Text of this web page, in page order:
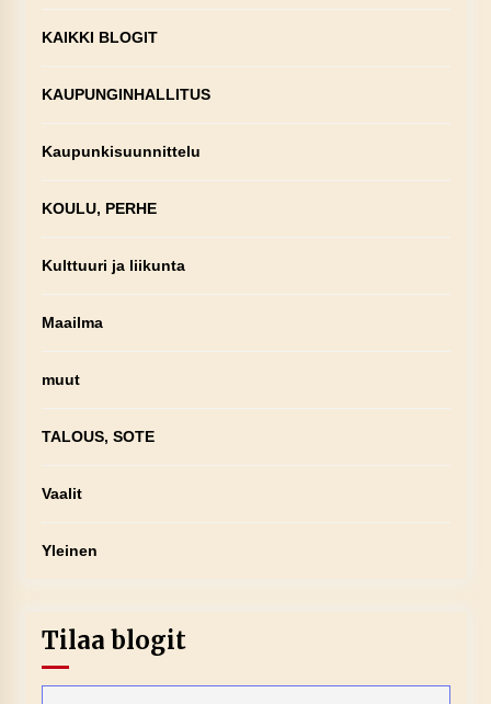
KAIKKI BLOGIT
KAUPUNGINHALLITUS
Kaupunkisuunnittelu
KOULU, PERHE
Kulttuuri ja liikunta
Maailma
muut
TALOUS, SOTE
Vaalit
Yleinen
Tilaa blogit